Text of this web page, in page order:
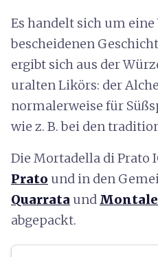
Es handelt sich um
bescheidenen
ergibt sich aus der
uralten Likörs: der
normalerweise für
wie z. B. bei den
Die Mortadella di Prato
Prato und in den
Quarrata und Montale
abgepackt.